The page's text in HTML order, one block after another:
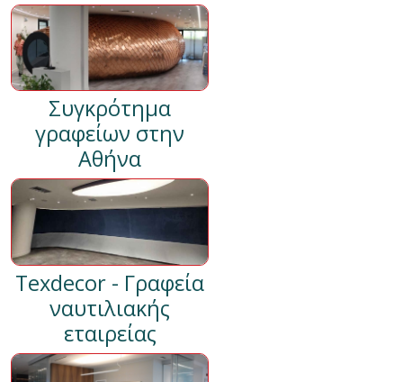
Συγκρότημα
γραφείων στην
Αθήνα
Texdecor - Γραφεία
ναυτιλιακής
εταιρείας